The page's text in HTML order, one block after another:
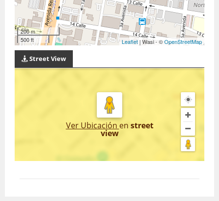
200 m
500 ft
Leaflet | Wasi - ©OpenStreetMap
Street View
Ver Ubicación en street
view